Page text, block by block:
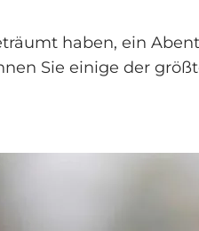
haben, ein
Sie einige der